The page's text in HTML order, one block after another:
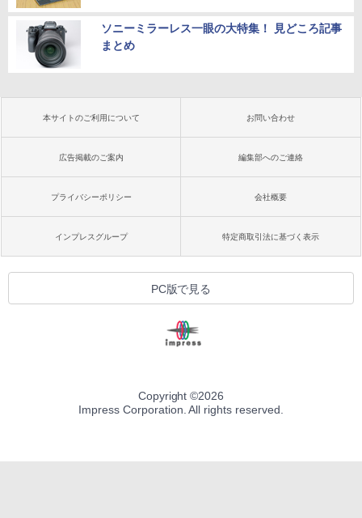
ソニーミラーレス一眼の大特集！ 見どころ記事
まとめ
本サイトのご利用について お問い合わせ
広告掲載のご案内 編集部へのご連絡
プライバシーポリシー 会社概要
インプレスグループ 特定商取引法に基づく表示
PC版で見る
Copyright ©2026
Impress Corporation. All rights reserved.